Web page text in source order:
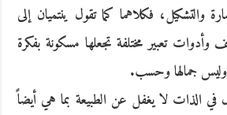
والتشكيل، فكلاهما كما تقول ينتميان إلى
تعبير مختلفة تجعلها مسكونة بفكرة
وليس جمالها وحسب.
في الذات لا يغفل عن الطبيعة بما هي أيضاً